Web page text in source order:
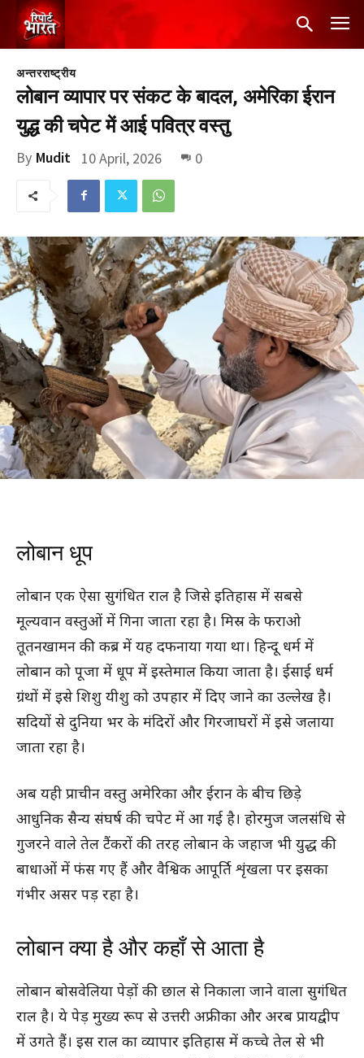
अन्तरराष्ट्रीय
लोबान व्यापार पर संकट के बादल, अमेरिका ईरान
युद्ध की चपेट में आई पवित्र वस्तु
By Mudit 10 April, 2026 0
लोबान धूप
लोबान एक ऐसा सुगंधित राल है जिसे इतिहास में सबसे
मूल्यवान वस्तुओं में गिना जाता रहा है। मिस्र के फराओ
तूतनखामन की कब्र में यह दफनाया गया था। हिन्दू धर्म में
लोबान को पूजा में धूप में इस्तेमाल किया जाता है। ईसाई धर्म
ग्रंथों में इसे शिशु यीशु को उपहार में दिए जाने का उल्लेख है।
सदियों से दुनिया भर के मंदिरों और गिरजाघरों में इसे जलाया
जाता रहा है।
अब यही प्राचीन वस्तु अमेरिका और ईरान के बीच छिड़े
आधुनिक सैन्य संघर्ष की चपेट में आ गई है। होरमुज जलसंधि से
गुजरने वाले तेल टैंकरों की तरह लोबान के जहाज भी युद्ध की
बाधाओं में फंस गए हैं और वैश्विक आपूर्ति शृंखला पर इसका
गंभीर असर पड़ रहा है।
लोबान क्या है और कहाँ से आता है
लोबान बोसवेलिया पेड़ों की छाल से निकाला जाने वाला सुगंधित
राल है। ये पेड़ मुख्य रूप से उत्तरी अफ्रीका और अरब प्रायद्वीप
में उगते हैं। इस राल का व्यापार इतिहास में कच्चे तेल से भी